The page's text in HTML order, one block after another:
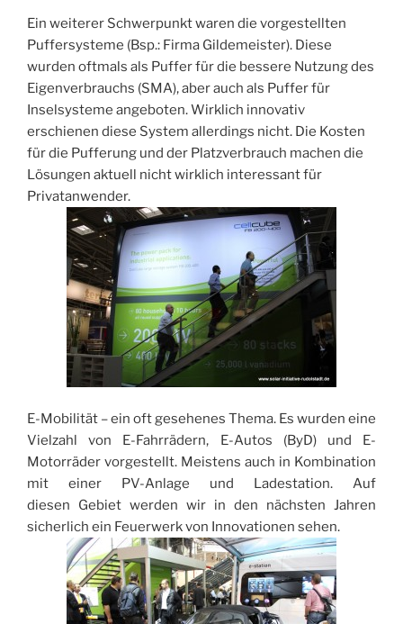
Ein weiterer Schwerpunkt waren die vorgestellten
Puffersysteme (Bsp.: Firma Gildemeister). Diese
wurden oftmals als Puffer für die bessere Nutzung des
Eigenverbrauchs (SMA), aber auch als Puffer für
Inselsysteme angeboten. Wirklich innovativ
erschienen diese System allerdings nicht. Die Kosten
für die Pufferung und der Platzverbrauch machen die
Lösungen aktuell nicht wirklich interessant für
Privatanwender.
E-Mobilität – ein oft gesehenes Thema. Es wurden eine
Vielzahl von E-Fahrrädern, E-Autos (ByD) und E-
Motorräder vorgestellt. Meistens auch in Kombination
mit einer PV-Anlage und Ladestation. Auf
diesen Gebiet werden wir in den nächsten Jahren
sicherlich ein Feuerwerk von Innovationen sehen.